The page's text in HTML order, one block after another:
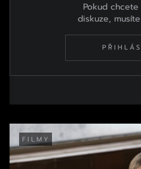
Pokud
diskuze,
FILMY